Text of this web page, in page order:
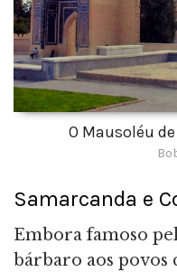
O Mausoléu
Samarcanda e
Embora famoso
bárbaro aos